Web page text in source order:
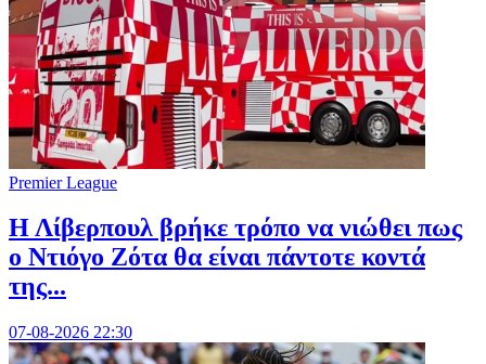
Premier League
Η Λίβερπουλ βρήκε τρόπο να νιώθει πως
ο Ντιόγο Ζότα θα είναι πάντοτε κοντά
της...
07-08-2026 22:30